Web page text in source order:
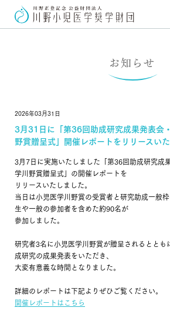
財団概要
奨学金給付 奨学生
小児医学川野賞
小児医療施設支援
子ども支援助成 ち情報
刊行物
よくあるご質問 お問い合
お知らせ
2026年03月31日
3月31日に「第36回助成研究成果発表会
野賞贈呈式」開催レポートをリリースい
3月7日に実施いたしました「第36回助成研究成
学川野賞贈呈式」の開催レポートを
リリースいたしました。
当日は小児医学川野賞の受賞者と研究助成一般
生や一般の参加者を含めた約90名が
参加しました。
研究者3名に小児医学川野賞が贈呈されるととも
成研究の成果発表をいただき、
大変有意義な時間となりました。
詳細のレポートは下記よりぜひご覧ください。
開催レポートはこちら